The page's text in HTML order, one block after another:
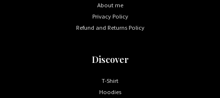
About me
Privacy Policy
Refund and Returns Policy
Discover
T-Shirt
Hoodies